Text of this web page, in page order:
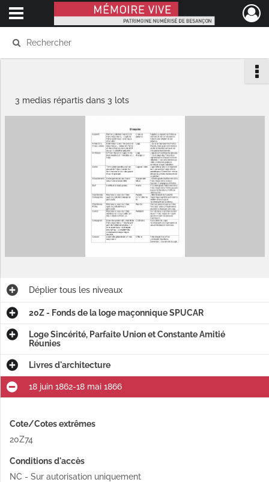
Mémoire Vive patrimoine numérisé de Besançon
Ouvrir le menu déroulant
3 medias répartis dans 3 lots
Déplier tous les niveaux
20Z - Fonds de la loge maçonnique SPUCAR
Loge Sincérité, Parfaite Union et Constante Amitié
Réunies
Livres d'architecture
18 juin 1862-18 mai 1866
Cote/Cotes extrêmes
20Z74
Conditions d'accès
NC - Sur autorisation uniquement